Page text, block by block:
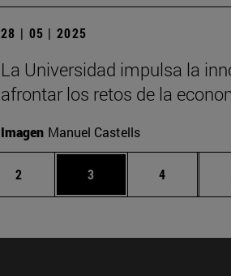
28 | 05 | 2025
La Universidad impulsa la
afrontar los retos de la
Imagen Manuel Castells
Página
2 Página
3 Página
4